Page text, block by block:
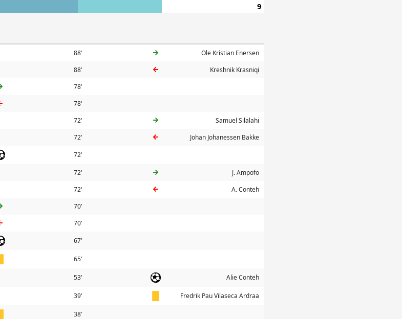
9
88'
Ole Kristian Enersen
88'
Kreshnik Krasniqi
78'
78'
72'
Samuel Silalahi
72'
Johan Johanessen Bakke
72'
72'
J. Ampofo
72'
A. Conteh
70'
70'
67'
65'
53' Alie Conteh
39' Fredrik Pau Vilaseca Ardraa
38'